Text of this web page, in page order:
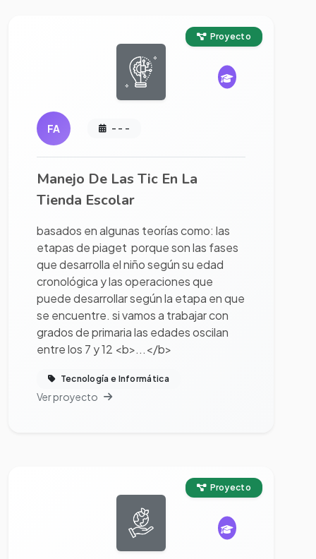
Proyecto
FA - - -
Manejo De Las Tic En La
Tienda Escolar
basados en algunas teorías como: las
etapas de piaget porque son las fases
que desarrolla el niño según su edad
cronológica y las operaciones que
puede desarrollar según la etapa en que
se encuentre. si vamos a trabajar con
grados de primaria las edades oscilan
entre los 7 y 12 <b>...</b>
Tecnología e Informática
Ver proyecto
Proyecto